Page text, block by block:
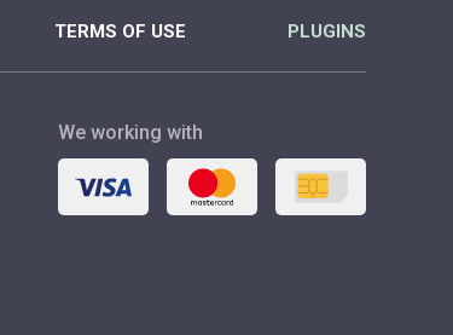
TERMS OF USE PLUGINS
We working with